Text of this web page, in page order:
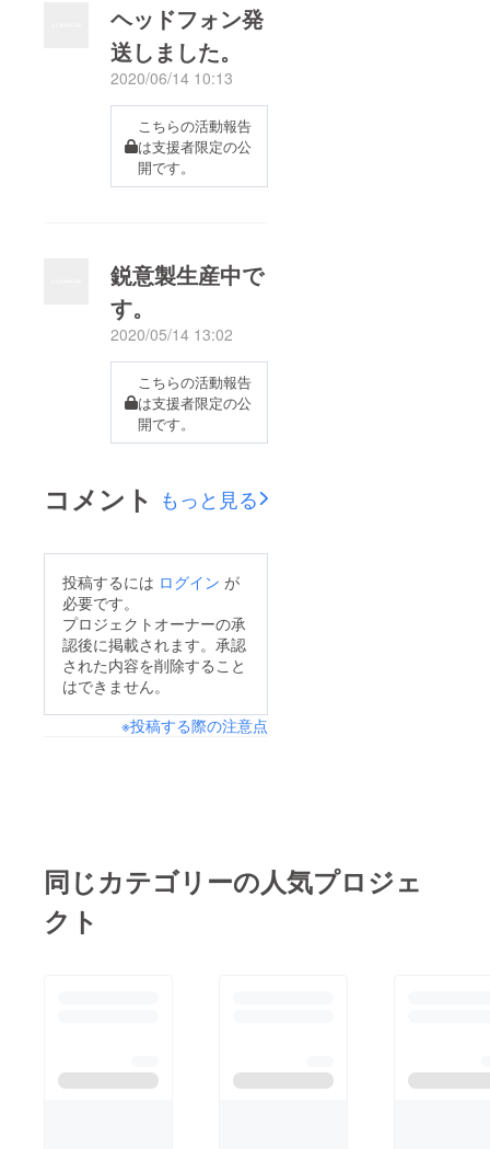
ヘッドフォン発
送しました。
2020/06/14 10:13
こちらの活動報告
は支援者限定の公
開です。
鋭意製生産中で
す。
2020/05/14 13:02
こちらの活動報告
は支援者限定の公
開です。
コメント もっと見る
投稿するには ログイン が
必要です。
プロジェクトオーナーの承
認後に掲載されます。承認
された内容を削除すること
はできません。
※投稿する際の注意点
同じカテゴリーの人気プロジェ
クト